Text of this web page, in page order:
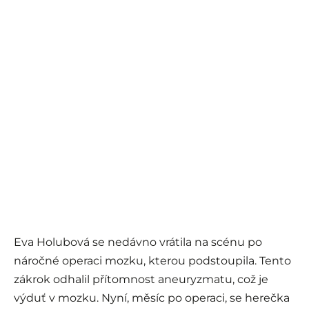
Eva Holubová se nedávno vrátila na scénu po
náročné operaci mozku, kterou podstoupila. Tento
zákrok odhalil přítomnost aneuryzmatu, což je
výduť v mozku. Nyní, měsíc po operaci, se herečka